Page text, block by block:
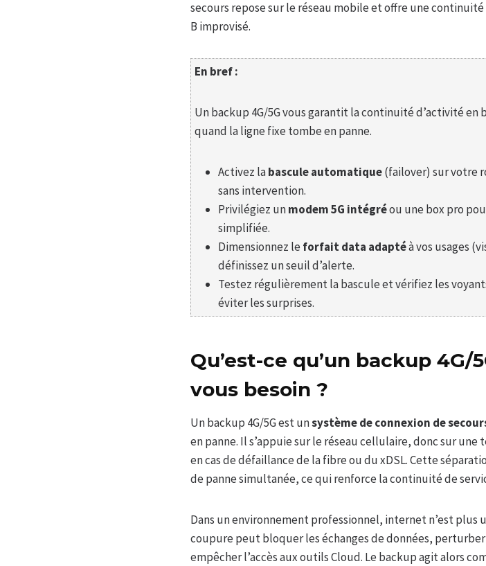
secours repose sur le réseau mobile et offre une
B improvisé.
En bref :
Un backup 4G/5G vous garantit la continuité d’activité
quand la ligne fixe tombe en panne.
Activez labascule automatique(failover) sur votre
sans intervention.
Privilégiez unmodem 5G intégréou une box pro
simplifiée.
Dimensionnez le forfait data adaptéà vos usages
définissez un seuil d’alerte.
Testez régulièrement la bascule et vérifiez les
éviter les surprises.
Qu’est-ce qu’un backup
vous besoin ?
Un backup 4G/5G est unsystème de connexion de
en panne. Il s’appuie sur le réseau cellulaire, donc sur
en cas de défaillance de la fibre ou du xDSL. Cette
de panne simultanée, ce qui renforce la continuité de
Dans un environnement professionnel, internet n’est
coupure peut bloquer les échanges de données,
empêcher l’accès aux outils Cloud. Le backup agit alors